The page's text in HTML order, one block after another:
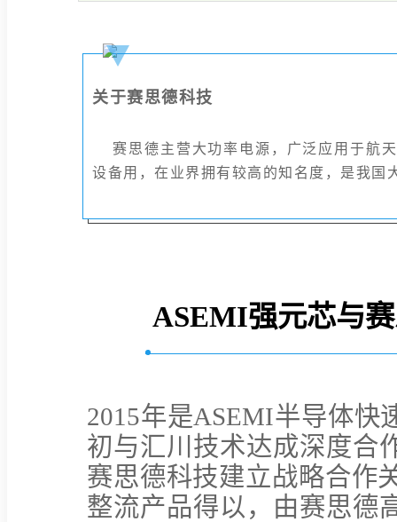
关于赛思德科技
赛思德主营大功率电源，广泛应用于航
设备用，在业界拥有较高的知名度，是我国
ASEMI强元芯与
2015年是ASEMI半导体快
初与汇川技术达成深度合
赛思德科技建立战略合作
整流产品得以，由赛思德